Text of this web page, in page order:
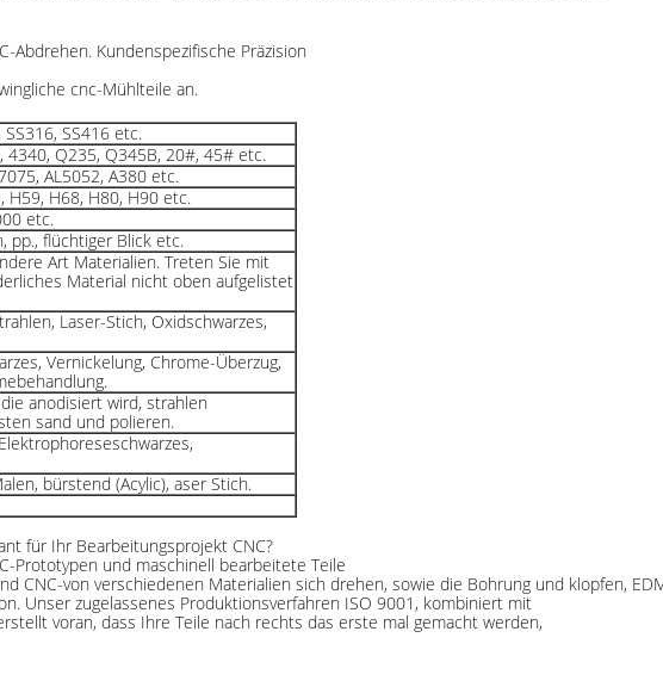
Abdrehen. Kundenspezifische Präzision
cnc-Mühlteile an.
SS316, SS416 etc.
4340, Q235, Q345B, 20#, 45# etc.
AL5052, A380 etc.
H59, H68, H80, H90 etc.
etc.
pp., flüchtiger Blick etc.
Art Materialien. Treten Sie mit
Material nicht oben aufgelistet
Laser-Stich, Oxidschwarzes,
Vernickelung, Chrome-Überzug,
anodisiert wird, strahlen
sand und polieren.
bürstend (Acylic), aser Stich.
für Ihr Bearbeitungsprojekt CNC?
Prototypen und maschinell bearbeitete Teile
CNC-von verschiedenen Materialien sich drehen, sowie die Bohrung und klopfen,
Unser zugelassenes Produktionsverfahren ISO 9001, kombiniert mit
voran, dass Ihre Teile nach rechts das erste mal gemacht werden,